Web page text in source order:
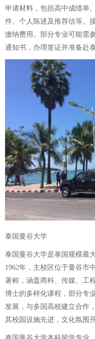
申请材料，包括高中成绩单
件、个人陈述及推荐信等。
缴纳费用。部分专业可能需
通知书，办理签证并准备赴泰
泰国曼谷大学
泰国曼谷大学是泰国规模最
1962年，主校区位于曼谷市
著称，涵盖商科、传媒、工
博士的多样化课程，部分专
发展，与多国高校建立合作
其校园设施先进，文化氛围